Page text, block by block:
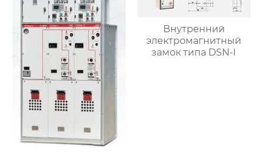
Внутренний
электромагнитный
замок типа DSN-I